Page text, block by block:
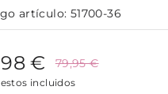
artículo: 51700-36
€ 79,95 €
incluidos